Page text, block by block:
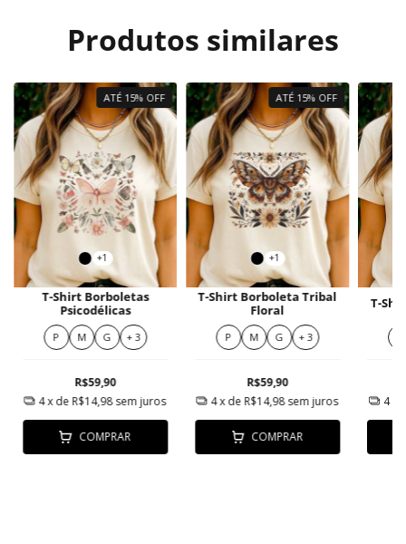
Produtos similares
ATÉ 15% OFF
+1
T-Shirt Borboletas
Psicodélicas
P M G + 3
R$59,90
4x de R$14,98 sem juros
COMPRAR
ATÉ 15% OFF
+1
T-Shirt Borboleta Tribal
Floral
P M G + 3
R$59,90
4x de R$14,98sem juros
COMPRAR
T-
4